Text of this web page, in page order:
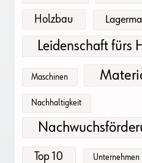
Holzbau
Leidenschaft fürs
Maschinen
Nachhaltigkeit
Top 10 Unternehmen